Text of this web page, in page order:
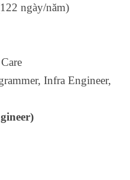
ngày/năm)
Infra Engineer,